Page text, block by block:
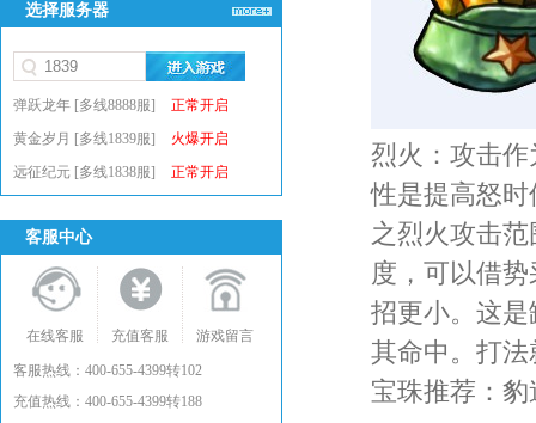
选择服务器
弹跃龙年 [多线8888服]
正常开启
黄金岁月 [多线1839服]
火爆开启
远征纪元 [多线1838服]
正常开启
客服中心
在线客服 充值客服 游戏留言
客服热线：400-655-4399转102
充值热线：400-655-4399转188
烈火：攻击
性是提高怒
之烈火攻击
度，可以借
招更小。这
其命中。打
宝珠推荐：